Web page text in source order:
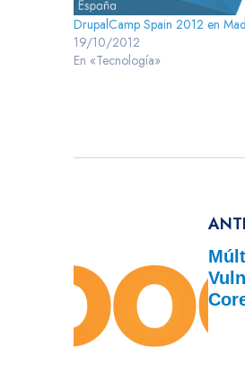
DrupalCamp Spain 2012 en
19/10/2012
En «Tecnología»